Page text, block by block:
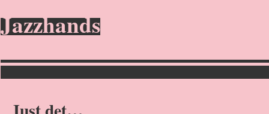
Jazzhands